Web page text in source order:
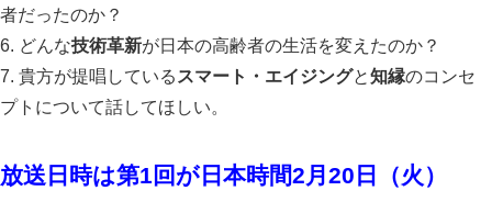
者だったのか？
6. どんな技術革新が日本の高齢者の生活を変えたのか？
7. 貴方が提唱している スマート・エイジングと知縁のコンセ
プトについて話してほしい。
放送日時は第1回が日本時間2月20日（火）